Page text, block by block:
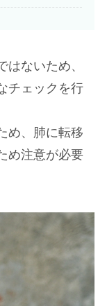
ないため、
チェックを行
め、肺に転移
め注意が必要